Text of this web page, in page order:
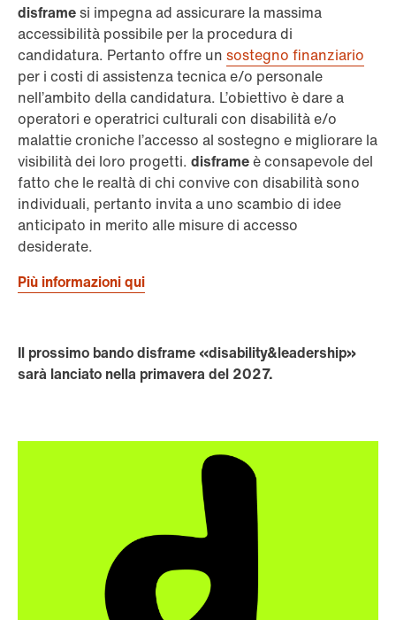
disframesi impegna ad assicurare la massima
accessibilità possibile per la procedura di
candidatura. Pertanto offre un sostegno finanziario
per i costi di assistenza tecnica e/o personale
nell’ambito della candidatura. L’obiettivo è dare a
operatori e operatrici culturali con disabilità e/o
malattie croniche l’accesso al sostegno e migliorare la
visibilità dei loro progetti. disframeè consapevole del
fatto che le realtà di chi convive con disabilità sono
individuali, pertanto invita a uno scambio di idee
anticipato in merito alle misure di accesso
desiderate.
Più informazioni qui
Il prossimo bando disframe «disability&leadership»
sarà lanciato nella primavera del 2027.